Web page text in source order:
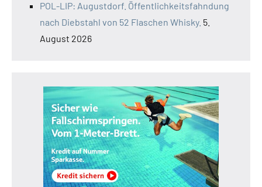
POL-LIP: Augustdorf. Öffentlichkeitsfahndung
nach Diebstahl von 52 Flaschen Whisky. 5.
August 2026